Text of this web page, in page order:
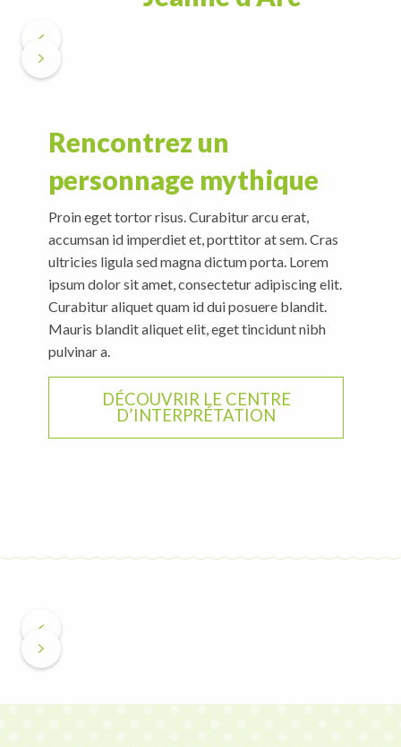
Rencontrez un
personnage mythique
Proin eget tortor risus. Curabitur arcu erat,
accumsan id imperdiet et, porttitor at sem. Cras
ultricies ligula sed magna dictum porta. Lorem
ipsum dolor sit amet, consectetur adipiscing elit.
Curabitur aliquet quam id dui posuere blandit.
Mauris blandit aliquet elit, eget tincidunt nibh
pulvinar a.
DÉCOUVRIR LE CENTRE
D’INTERPRÉTATION